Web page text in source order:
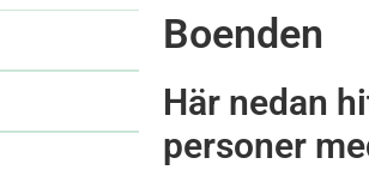
Boenden
Här nedan
personer